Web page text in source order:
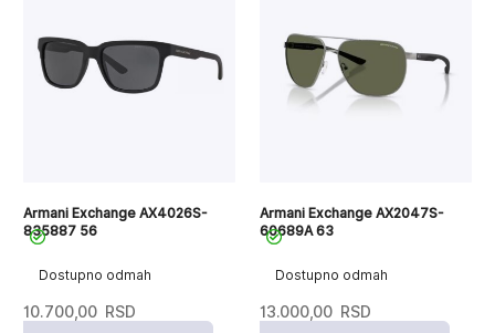
Dostupno odmah
Armani Exchange AX4026S-
835887 56
10.700,00 RSD
Dostupno odmah
Armani Exchange AX2047S-
60689A 63
13.000,00 RSD